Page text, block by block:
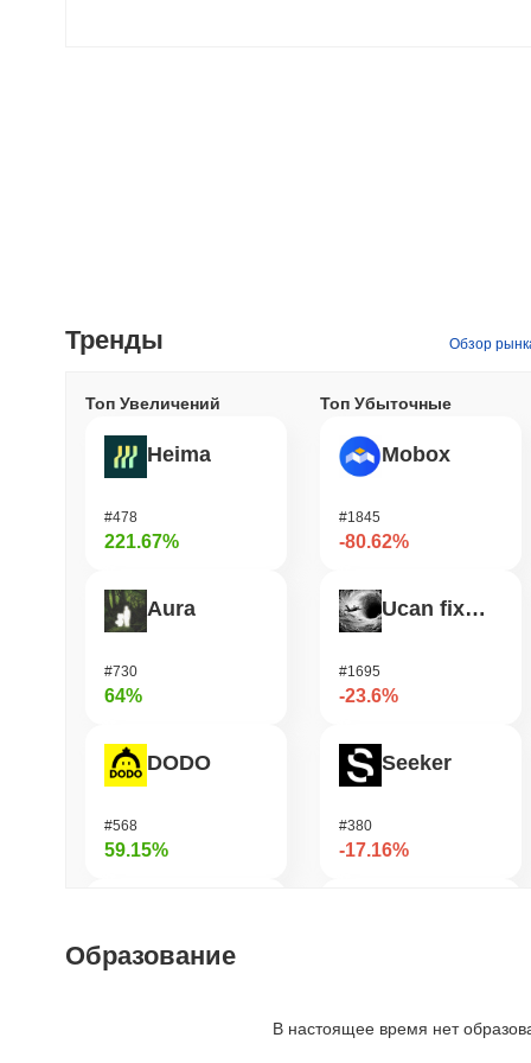
Тренды Обзор
Топ Увеличений
Heima
#478
221.67%
Aura
#730
64%
DODO
#568
59.15%
Топ Убыточные
Mobox
#1845
-80.62%
Ucan fix life in1day
#1695
-23.6%
Seeker
#380
-17.16%
Образование
В настоящее время нет